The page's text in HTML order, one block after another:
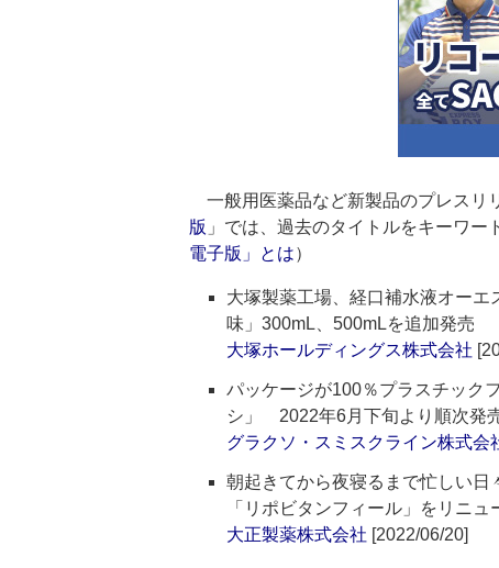
一般用医薬品など新製品のプレスリ
版 」では、過去のタイトルをキーワ
電子版」とは）
大塚製薬工場、経口補水液オー
味」300mL、500mLを追加発売
大塚ホールディングス株式会社
パッケージが100％プラスチック
シ」 2022年6月下旬より順次発
グラクソ・スミスクライン株式会
朝起きてから夜寝るまで忙しい
「リポビタンフィール」をリニュ
大正製薬株式会社 [2022/06/20]